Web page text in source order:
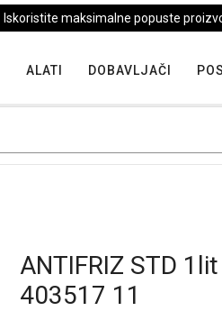
Iskoristite maksimalne popuste
ALATI DOBAVLJAČI
ANTIFRIZ STD
403517 11